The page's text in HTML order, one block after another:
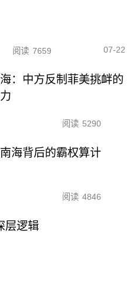
阅读 7659 07-22
：中方反制菲美挑衅的
阅读 5290
海背后的霸权算计
阅读 4846
层逻辑